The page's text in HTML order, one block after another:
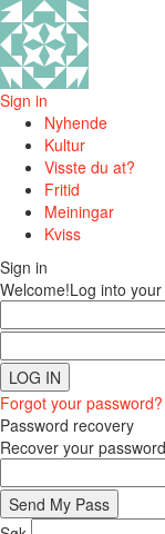
Sign in
Nyhende
Kultur
Visste du at?
Fritid
Meiningar
Kviss
Sign in
Welcome!Log into
Forgot your password?
Password recovery
Recover your password